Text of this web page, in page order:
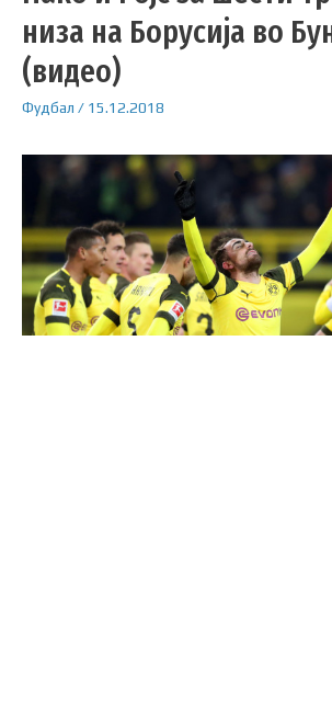
низа на Борусија во
(видео)
Фудбал / 15.12.2018